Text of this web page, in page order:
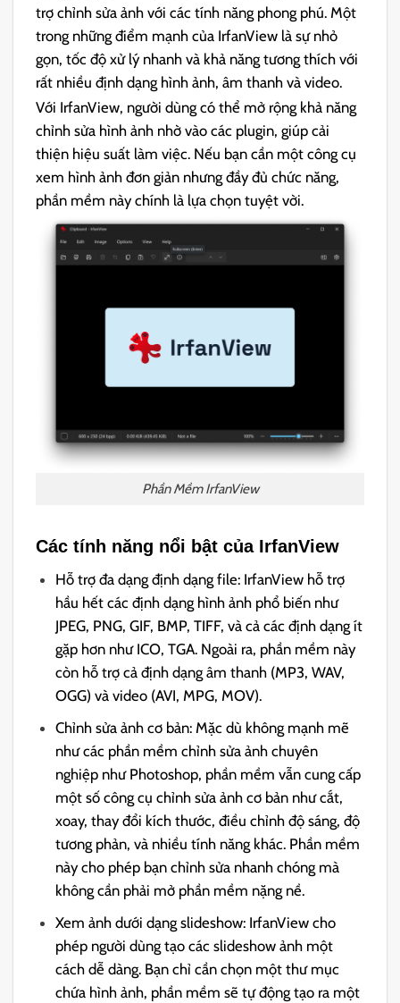
trợ chỉnh sửa ảnh với các tính năng phong phú. Một
trong những điểm mạnh của IrfanView là sự nhỏ
gọn, tốc độ xử lý nhanh và khả năng tương thích với
rất nhiều định dạng hình ảnh, âm thanh và video.
Với IrfanView, người dùng có thể mở rộng khả năng
chỉnh sửa hình ảnh nhờ vào các plugin, giúp cải
thiện hiệu suất làm việc. Nếu bạn cần một công cụ
xem hình ảnh đơn giản nhưng đầy đủ chức năng,
phần mềm này chính là lựa chọn tuyệt vời.
Phần Mềm IrfanView
Các tính năng nổi bật của IrfanView
Hỗ trợ đa dạng định dạng file: IrfanView hỗ trợ
hầu hết các định dạng hình ảnh phổ biến như
JPEG, PNG, GIF, BMP, TIFF, và cả các định dạng ít
gặp hơn như ICO, TGA. Ngoài ra, phần mềm này
còn hỗ trợ cả định dạng âm thanh (MP3, WAV,
OGG) và video (AVI, MPG, MOV).
Chỉnh sửa ảnh cơ bản: Mặc dù không mạnh mẽ
như các phần mềm chỉnh sửa ảnh chuyên
nghiệp như Photoshop, phần mềm vẫn cung cấp
một số công cụ chỉnh sửa ảnh cơ bản như cắt,
xoay, thay đổi kích thước, điều chỉnh độ sáng, độ
tương phản, và nhiều tính năng khác. Phần mềm
này cho phép bạn chỉnh sửa nhanh chóng mà
không cần phải mở phần mềm nặng nề.
Xem ảnh dưới dạng slideshow: IrfanView cho
phép người dùng tạo các slideshow ảnh một
cách dễ dàng. Bạn chỉ cần chọn một thư mục
chứa hình ảnh, phần mềm sẽ tự động tạo ra một